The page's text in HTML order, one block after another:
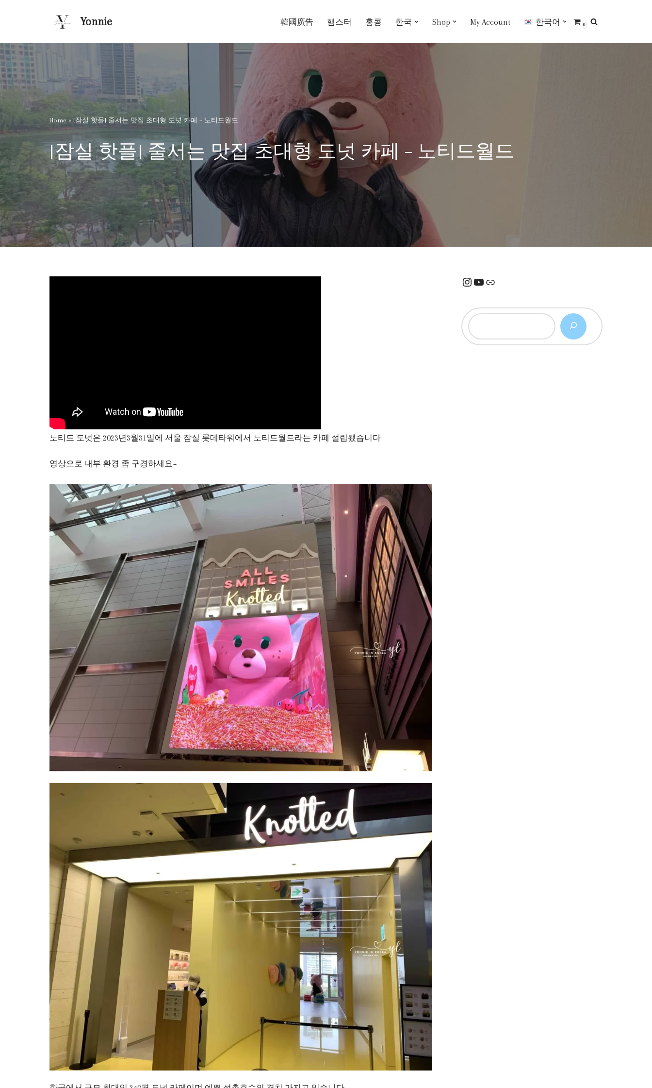
츠
로
건
너
Yonnie 韓國廣告 햄스터 홍콩 한국 Shop My Account 한국어 0
Home » [잠실 핫플] 줄서는 맛집 초대형 도넛 카페 – 노티드월드
[잠실 핫플] 줄서는 맛집 초대형 도넛 카페 – 노티드월드
노티드 도넛은 2023년3월31일에 서울 잠실 롯데타워에서 노티드월드라는 카페 설립됐습니다
영상으로 내부 환경 좀 구경하세요~